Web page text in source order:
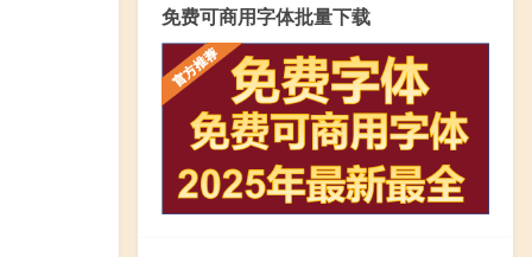
免费可商用字体批量下载